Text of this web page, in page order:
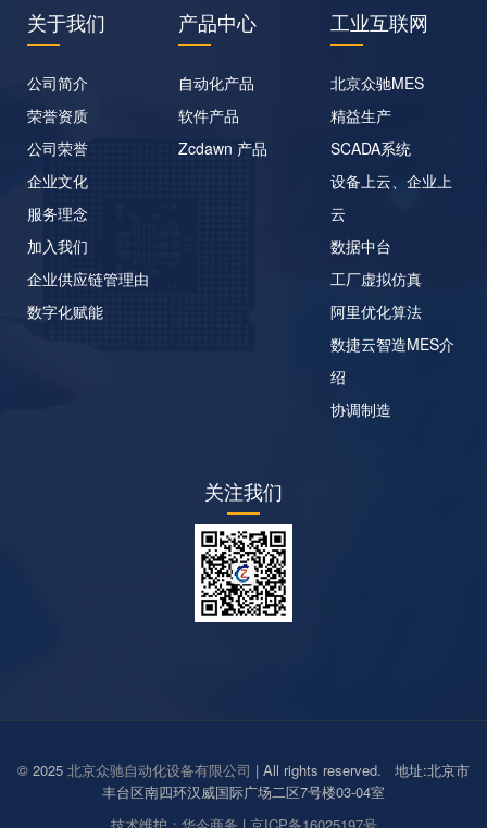
关于我们
公司简介
荣誉资质
公司荣誉
企业文化
服务理念
加入我们
企业供应链管理由
数字化赋能
产品中心
自动化产品
软件产品
Zcdawn 产品
工业互联网
北京众驰MES
精益生产
SCADA系统
设备上云、企业上
云
数据中台
工厂虚拟仿真
阿里优化算法
数捷云智造MES介
绍
协调制造
关注我们
© 2025 北京众驰自动化设备有限公司 | All rights reserved. 地址:北京市
丰台区南四环汉威国际广场二区7号楼03-04室